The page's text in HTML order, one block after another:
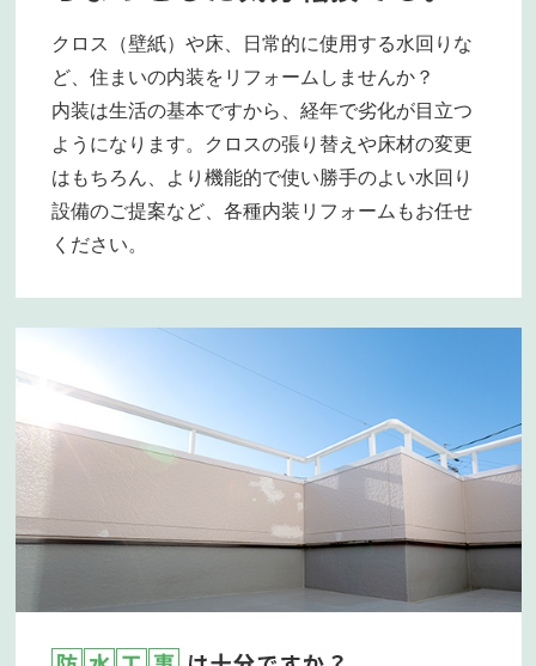
クロス（壁紙）や床、日常的に使用する水回りな
ど、住まいの内装をリフォームしませんか？
内装は生活の基本ですから、経年で劣化が目立つ
ようになります。クロスの張り替えや床材の変更
はもちろん、より機能的で使い勝手のよい水回り
設備のご提案など、各種内装リフォームもお任せ
ください。